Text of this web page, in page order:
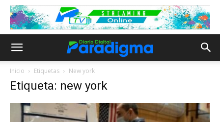
Inicio Etiquetas New york
Etiqueta: new york